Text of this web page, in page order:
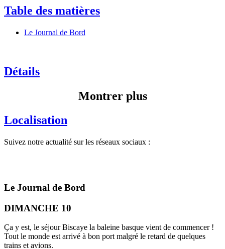
Table des matières
Le Journal de Bord
Détails
Montrer plus
Localisation
Suivez notre actualité sur les réseaux sociaux :
Le Journal de Bord
DIMANCHE 10
Ça y est, le séjour Biscaye la baleine basque vient de commencer !
Tout le monde est arrivé à bon port malgré le retard de quelques
trains et avions.